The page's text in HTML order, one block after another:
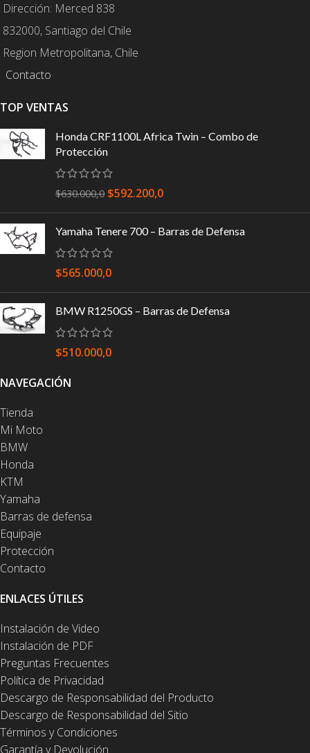
Dirección: Merced 838
832000, Santiago del Chile
Region Metropolitana, Chile
Contacto
TOP VENTAS
Honda CRF1100L Africa Twin – Combo de
Protección
$630.000,0 $592.200,0
Yamaha Tenere 700 – Barras de Defensa
$565.000,0
BMW R1250GS – Barras de Defensa
$510.000,0
NAVEGACIÓN
Tienda
Mi Moto
BMW
Honda
KTM
Yamaha
Barras de defensa
Equipaje
Protección
Contacto
ENLACES ÚTILES
Instalación de Video
Instalación de PDF
Preguntas Frecuentes
Política de Privacidad
Descargo de Responsabilidad del Producto
Descargo de Responsabilidad del Sitio
Términos y Condiciones
Garantía y Devolución